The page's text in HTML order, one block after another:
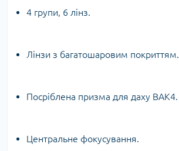
4 групи, 6 лінз.
Лінзи з багатошаровим покриттям.
Посріблена призма для даху BAK4.
Центральне фокусування.